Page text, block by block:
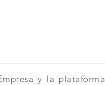
y la plataforma